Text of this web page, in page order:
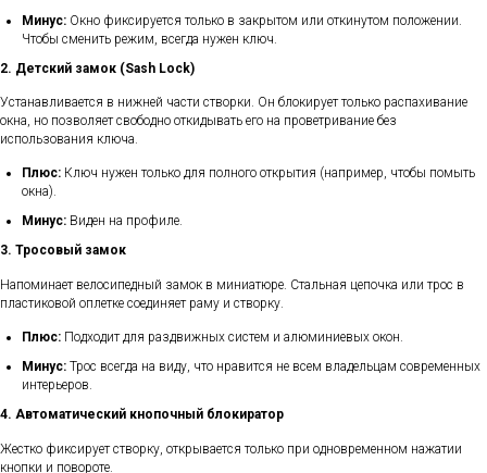
Минус: Окно фиксируется только в закрытом или откинутом положении.
Чтобы сменить режим, всегда нужен ключ.
2. Детский замок (Sash Lock)
Устанавливается в нижней части створки. Он блокирует только распахивание
окна, но позволяет свободно откидывать его на проветривание без
использования ключа.
Плюс: Ключ нужен только для полного открытия (например, чтобы помыть
окна).
Минус: Виден на профиле.
3. Тросовый замок
Напоминает велосипедный замок в миниатюре. Стальная цепочка или трос в
пластиковой оплетке соединяет раму и створку.
Плюс: Подходит для раздвижных систем и алюминиевых окон.
Минус: Трос всегда на виду, что нравится не всем владельцам современных
интерьеров.
4. Автоматический кнопочный блокиратор
Жестко фиксирует створку, открывается только при одновременном нажатии
кнопки и повороте.